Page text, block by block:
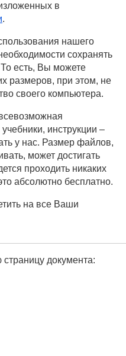
в
.
нашего
сохранять
есть, Вы можете
размеров, при этом, не
своего компьютера.
инструкции –
у нас. Размер файлов,
может достигать
проходить никаких
абсолютно бесплатно.
на все Ваши
документа: